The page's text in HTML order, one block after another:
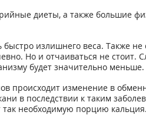
диеты, а также большие
излишнего веса. Также
Но и отчаиваться не стоит.
будет значительно меньше.
происходит изменение в
в последствии к таким
так необходимую порцию кальция.